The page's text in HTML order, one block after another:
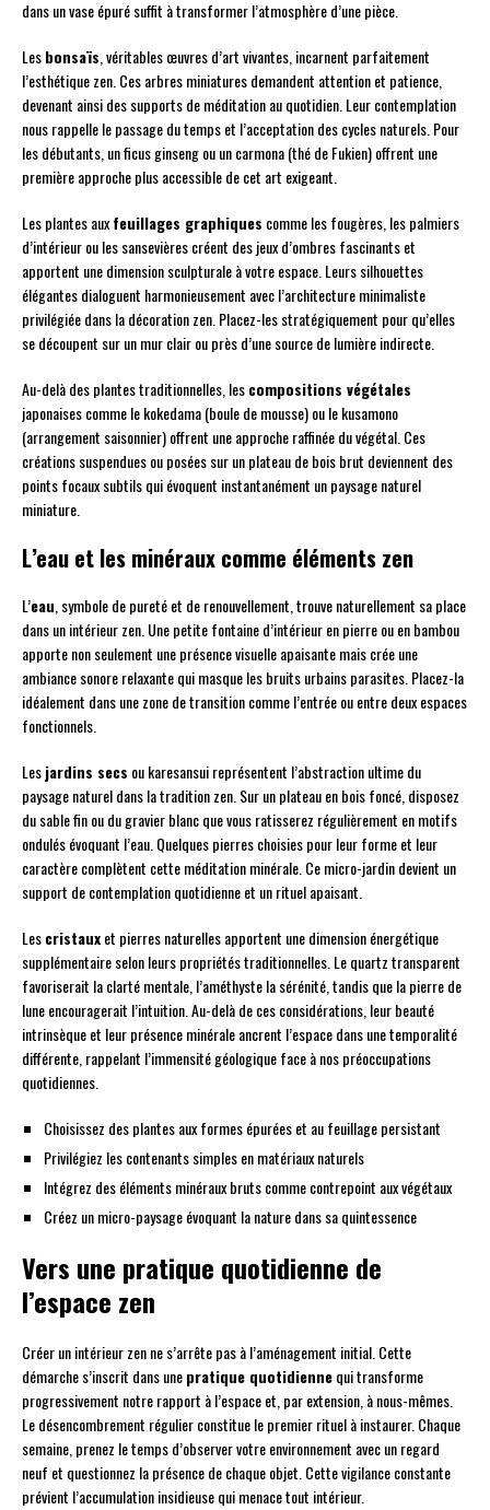
dans un vase épuré suffit à transformer l’atmosphère d’une pièce.
Lesbonsaïs, véritables œuvres d’art vivantes, incarnent parfaitement
l’esthétique zen. Ces arbres miniatures demandent attention et patience,
devenant ainsi des supports de méditation au quotidien. Leur contemplation
nous rappelle le passage du temps et l’acceptation des cycles naturels. Pour
les débutants, un ficus ginseng ou un carmona (thé de Fukien) offrent une
première approche plus accessible de cet art exigeant.
Les plantes auxfeuillages graphiques comme les fougères, les palmiers
d’intérieur ou les sansevières créent des jeux d’ombres fascinants et
apportent une dimension sculpturale à votre espace. Leurs silhouettes
élégantes dialoguent harmonieusement avec l’architecture minimaliste
privilégiée dans la décoration zen. Placez-les stratégiquement pour qu’elles
se découpent sur un mur clair ou près d’une source de lumière indirecte.
Au-delà des plantes traditionnelles, lescompositions végétales
japonaises comme le kokedama (boule de mousse) ou le kusamono
(arrangement saisonnier) offrent une approche raffinée du végétal. Ces
créations suspendues ou posées sur un plateau de bois brut deviennent des
points focaux subtils qui évoquent instantanément un paysage naturel
miniature.
L’eau et les minéraux comme éléments zen
L’eau, symbole de pureté et de renouvellement, trouve naturellement sa place
dans un intérieur zen. Une petite fontaine d’intérieur en pierre ou en bambou
apporte non seulement une présence visuelle apaisante mais crée une
ambiance sonore relaxante qui masque les bruits urbains parasites. Placez-la
idéalement dans une zone de transition comme l’entrée ou entre deux espaces
fonctionnels.
Lesjardins secs ou karesansui représentent l’abstraction ultime du
paysage naturel dans la tradition zen. Sur un plateau en bois foncé, disposez
du sable fin ou du gravier blanc que vous ratisserez régulièrement en motifs
ondulés évoquant l’eau. Quelques pierres choisies pour leur forme et leur
caractère complètent cette méditation minérale. Ce micro-jardin devient un
support de contemplation quotidienne et un rituel apaisant.
Lescristauxet pierres naturelles apportent une dimension énergétique
supplémentaire selon leurs propriétés traditionnelles. Le quartz transparent
favoriserait la clarté mentale, l’améthyste la sérénité, tandis que la pierre de
lune encouragerait l’intuition. Au-delà de ces considérations, leur beauté
intrinsèque et leur présence minérale ancrent l’espace dans une temporalité
différente, rappelant l’immensité géologique face à nos préoccupations
quotidiennes.
Choisissez des plantes aux formes épurées et au feuillage persistant
Privilégiez les contenants simples en matériaux naturels
Intégrez des éléments minéraux bruts comme contrepoint aux végétaux
Créez un micro-paysage évoquant la nature dans sa quintessence
Vers une pratique quotidienne de
l’espace zen
Créer un intérieur zen ne s’arrête pas à l’aménagement initial. Cette
démarche s’inscrit dans unepratique quotidiennequi transforme
progressivement notre rapport à l’espace et, par extension, à nous-mêmes.
Le désencombrement régulier constitue le premier rituel à instaurer. Chaque
semaine, prenez le temps d’observer votre environnement avec un regard
neuf et questionnez la présence de chaque objet. Cette vigilance constante
prévient l’accumulation insidieuse qui menace tout intérieur.